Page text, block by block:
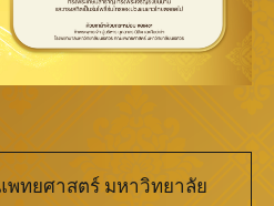
พทยศาสตร์ มหาวิทยาลัย